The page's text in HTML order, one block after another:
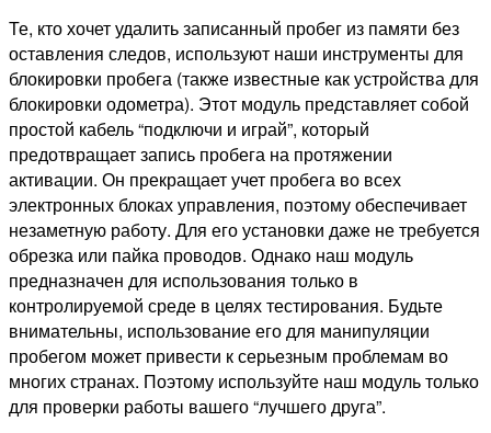
Те, кто хочет удалить записанный пробег из памяти без
оставления следов, используют наши инструменты для
блокировки пробега (также известные как устройства для
блокировки одометра). Этот модуль представляет собой
простой кабель “подключи и играй”, который
предотвращает запись пробега на протяжении
активации. Он прекращает учет пробега во всех
электронных блоках управления, поэтому обеспечивает
незаметную работу. Для его установки даже не требуется
обрезка или пайка проводов. Однако наш модуль
предназначен для использования только в
контролируемой среде в целях тестирования. Будьте
внимательны, использование его для манипуляции
пробегом может привести к серьезным проблемам во
многих странах. Поэтому используйте наш модуль только
для проверки работы вашего “лучшего друга”.